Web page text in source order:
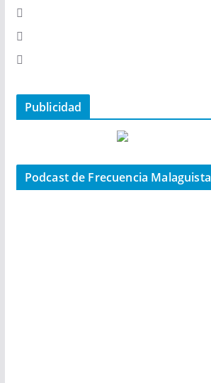
Publicidad
Podcast de Frecuencia Malaguista